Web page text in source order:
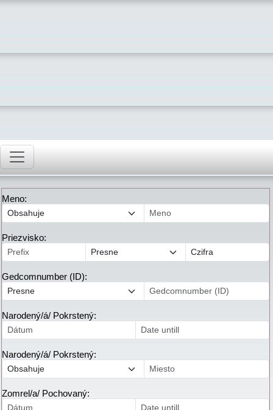
Meno:
Priezvisko:
Gedcomnumber (ID):
Narodený/á/ Pokrstený:
Narodený/á/ Pokrstený:
Zomrel/a/ Pochovaný: